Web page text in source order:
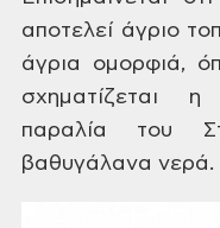
αποτελεί άγριο
άγρια
ομορφιά,
σχηματίζεται η
παραλία του
βαθυγάλανα νερά.